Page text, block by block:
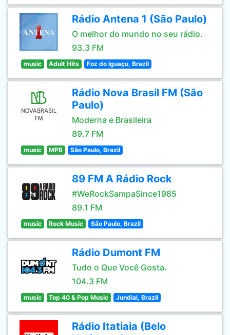
Rádio Antena 1 (São Paulo)
O melhor do mundo no seu rádio.
93.3 FM
music Adult Hits Foz do Iguaçu, Brazil
Rádio Nova Brasil FM (São
Paulo)
Moderna e Brasileira
89.7 FM
music MPB São Paulo, Brazil
89 FM A Rádio Rock
#WeRockSampaSince1985
89.1 FM
music Rock Music São Paulo, Brazil
Rádio Dumont FM
Tudo o Que Você Gosta.
104.3 FM
music Top 40 & Pop Music Jundiai, Brazil
Rádio Itatiaia (Belo